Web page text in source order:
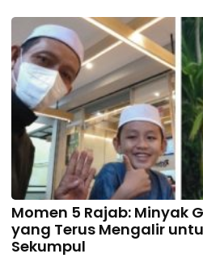
Momen 5 Rajab: Minyak
yang Terus Mengalir
Sekumpul